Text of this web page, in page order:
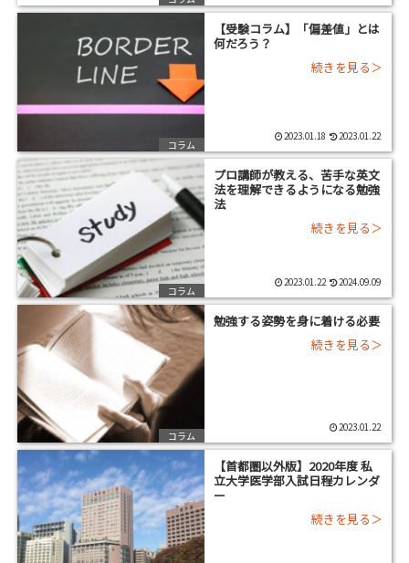
コラム
【受験コラム】「偏差値」とは
何だろう？
2023.01.18 2023.01.22
コラム
プロ講師が教える、苦手な英文
法を理解できるようになる勉強
法
2023.01.22 2024.09.09
コラム
勉強する姿勢を身に着ける必要
2023.01.22
【首都圏以外版】2020年度 私
立大学医学部入試日程カレンダ
ー